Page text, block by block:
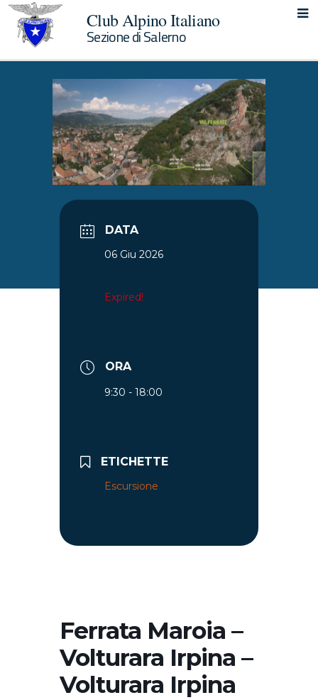
Club Alpino Italiano
Sezione di Salerno
DATA
06 Giu 2026
Expired!
ORA
9:30 - 18:00
ETICHETTE
Escursione
Ferrata Maroia –
Volturara Irpina –
Volturara Irpina